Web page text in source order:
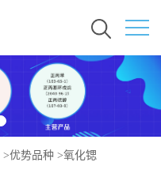
>优势品种 >氧化锶